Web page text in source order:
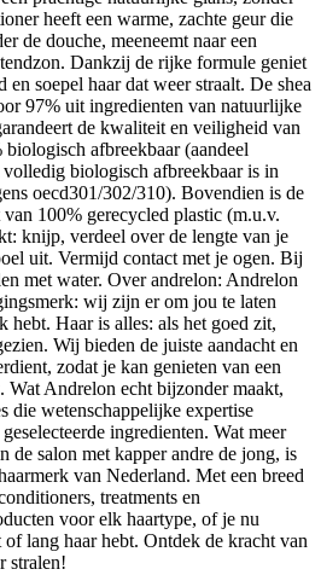
heeft een warme, zachte geur die
de douche, meeneemt naar een
Dankzij de rijke formule geniet
soepel haar dat weer straalt. De shea
97% uit ingredienten van natuurlijke
de kwaliteit en veiligheid van
afbreekbaar (aandeel
biologisch afbreekbaar is in
oecd301/302/310). Bovendien is de
100% gerecycled plastic (m.u.v.
knijp, verdeel over de lengte van je
uit. Vermijd contact met je ogen. Bij
met water. Over andrelon: Andrelon
wij zijn er om jou te laten
hebt. Haar is alles: als het goed zit,
Wij bieden de juiste aandacht en
zodat je kan genieten van een
Wat Andrelon echt bijzonder maakt,
die wetenschappelijke expertise
ingredienten. Wat meer
de salon met kapper andre de jong, is
van Nederland. Met een breed
treatments en
voor elk haartype, of je nu
lang haar hebt. Ontdek de kracht van
stralen!